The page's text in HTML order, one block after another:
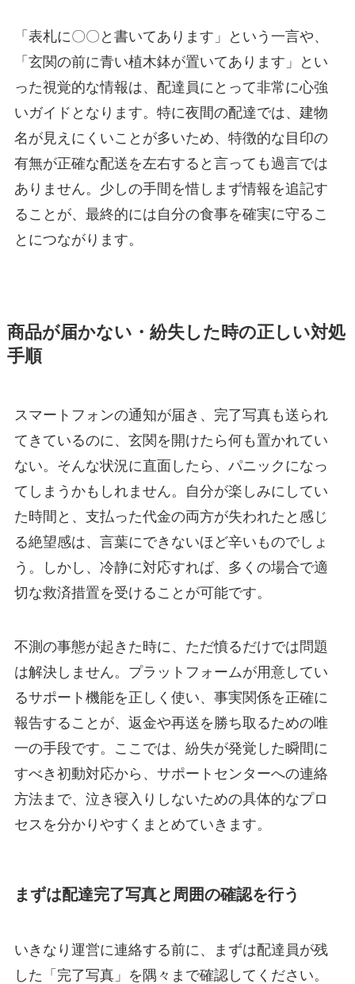
「表札に〇〇と書いてあります」という一言や、
「玄関の前に青い植木鉢が置いてあります」とい
った視覚的な情報は、配達員にとって非常に心強
いガイドとなります。特に夜間の配達では、建物
名が見えにくいことが多いため、特徴的な目印の
有無が正確な配送を左右すると言っても過言では
ありません。少しの手間を惜しまず情報を追記す
ることが、最終的には自分の食事を確実に守るこ
とにつながります。
商品が届かない・紛失した時の正しい対処
手順
スマートフォンの通知が届き、完了写真も送られ
てきているのに、玄関を開けたら何も置かれてい
ない。そんな状況に直面したら、パニックになっ
てしまうかもしれません。自分が楽しみにしてい
た時間と、支払った代金の両方が失われたと感じ
る絶望感は、言葉にできないほど辛いものでしょ
う。しかし、冷静に対応すれば、多くの場合で適
切な救済措置を受けることが可能です。
不測の事態が起きた時に、ただ憤るだけでは問題
は解決しません。プラットフォームが用意してい
るサポート機能を正しく使い、事実関係を正確に
報告することが、返金や再送を勝ち取るための唯
一の手段です。ここでは、紛失が発覚した瞬間に
すべき初動対応から、サポートセンターへの連絡
方法まで、泣き寝入りしないための具体的なプロ
セスを分かりやすくまとめていきます。
まずは配達完了写真と周囲の確認を行う
いきなり運営に連絡する前に、まずは配達員が残
した「完了写真」を隅々まで確認してください。